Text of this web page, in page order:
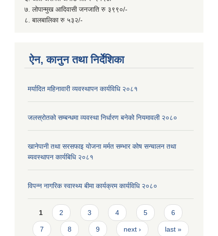
७. लोपान्मुख आदिवासी जनजाति रु ३९९०/-
८. बालबालिका रु ५३२/-
ऐन, कानुन तथा निर्देशिका
मर्यादित महिनावारी व्यवस्थापन कार्यविधि २०८१
जलस्रोतको सम्बन्धमा व्यवस्था निर्धारण बनेको नियमावली २०८०
खानेपानी तथा सरसफाइ योजना मर्मत सम्भार कोष सन्चालन तथा
ब्यवस्थापन कार्यबिधि २०८१
विपन्न नागरिक स्वास्थ्य बीमा कार्यक्रम कार्यविधि २०८०
Pages
1 2 3 4 5 6
7 8 9 next › last »